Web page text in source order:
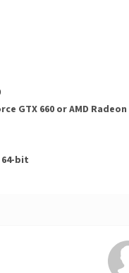
GTX 660 or AMD Radeon
64-bit